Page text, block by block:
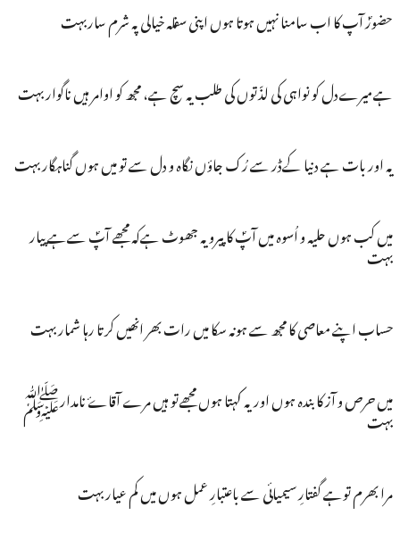
حضورؐ آپ کا اب سامنا نہیں ہوتا ہوں اپنی سفلہ خیالی پہ شرم ساربہت
ہےمیرےدل کو نواہی کی لذّتوں کی طلب یہ سچ ہے، مجھ کو اوامر ہیں ناگوار بہت
یہ اور بات ہے دنیا کےڈر سے رُک جاؤں نگاہ و دل سے تو میں ہوں گناہگار بہت
میں کب ہوں حلیہ و اُسوہ میں آپؐ کا پیرو یہ جھوٹ ہےکہ مجھے آپؐ سےہے پیار
بہت
حساب اپنے معاصی کا مجھ سے ہونہ سکا میں رات بھر انھیں کرتا رہا شمار بہت
میں حرص و آز کا بندہ ہوں اوریہ کہتا ہوں مجھےتو ہیں مرے آقاۓ نامدارﷺ
بہت
مرا بھرم توہے گفتارِ سیمیائی سے باعتبارِ عمل ہوں میں کم عیار بہت